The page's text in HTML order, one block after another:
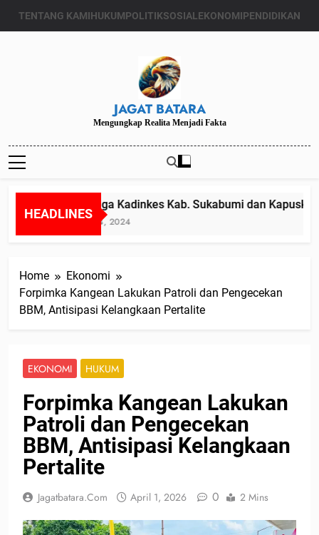
TENTANG KAMIHUKUMPOLITIKSOSIALEKONOMIPENDIDIKAN
JAGAT BATARA
Mengungkap Realita Menjadi Fakta
HEADLINES
Diduga Kadinkes Kab. Sukabumi dan
Juli 24, 2024
Home
Ekonomi
Forpimka Kangean Lakukan Patroli dan Pengecekan
BBM, Antisipasi Kelangkaan Pertalite
EKONOMI HUKUM
Forpimka Kangean Lakukan
Patroli dan Pengecekan
BBM, Antisipasi Kelangkaan
Pertalite
Jagatbatara.com April 1, 2026 0 2 Mins